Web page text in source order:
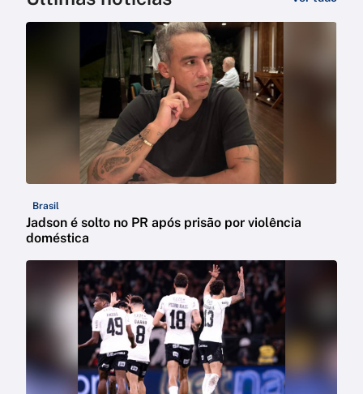
Brasil
Jadson é solto no PR após prisão por violência
doméstica